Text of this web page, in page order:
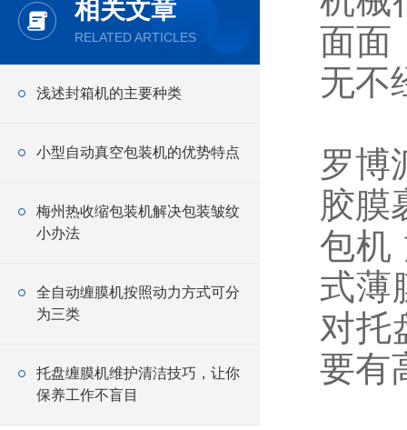
相关文章
RELATED ARTICLES
浅述封箱机的主要种类
小型自动真空包装机的优势特点
梅州热收缩包装机解决包装皱纹
小办法
全自动缠膜机按照动力方式可分
为三类
托盘缠膜机维护清洁技巧，让你
保养工作不盲目
面面
无不
罗博
胶膜
包机
式薄
对托
要有